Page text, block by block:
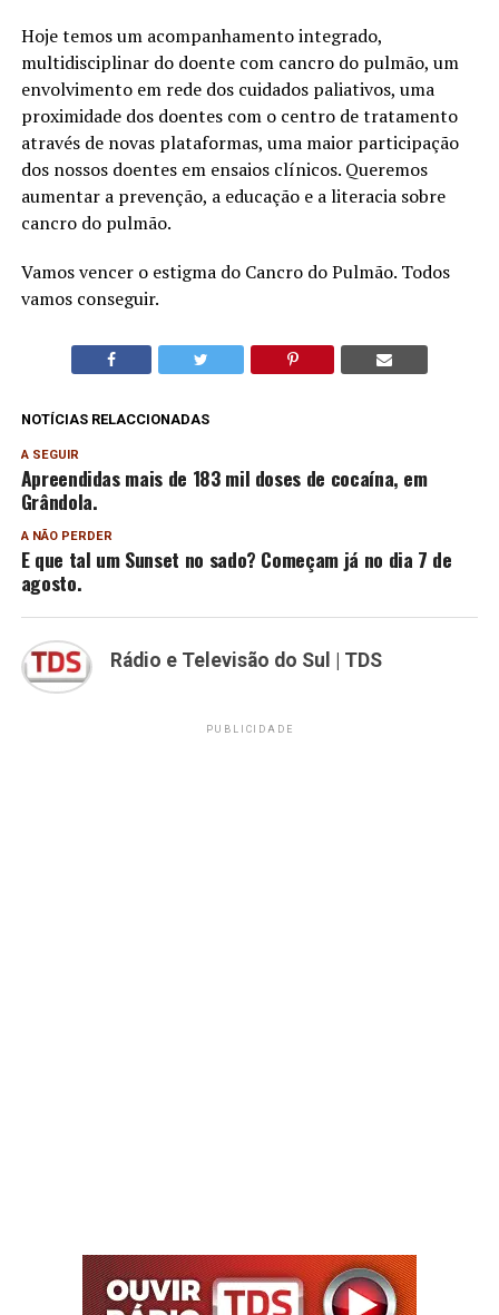
Hoje temos um acompanhamento integrado,
multidisciplinar do doente com cancro do pulmão, um
envolvimento em rede dos cuidados paliativos, uma
proximidade dos doentes com o centro de tratamento
através de novas plataformas, uma maior participação
dos nossos doentes em ensaios clínicos. Queremos
aumentar a prevenção, a educação e a literacia sobre
cancro do pulmão.
Vamos vencer o estigma do Cancro do Pulmão. Todos
vamos conseguir.
NOTÍCIAS RELACCIONADAS
A SEGUIR
Apreendidas mais de 183 mil doses de cocaína, em
Grândola.
A NÃO PERDER
E que tal um Sunset no sado? Começam já no dia 7 de
agosto.
Rádio e Televisão do Sul | TDS
PUBLICIDADE